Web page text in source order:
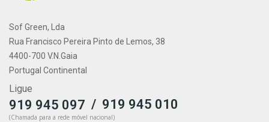
Sof Green, Lda
Rua Francisco Pereira Pinto de Lemos, 38
4400-700 V.N.Gaia
Portugal Continental
Ligue
919 945 097 / 919 945 010
(Chamada para a rede móvel nacional)